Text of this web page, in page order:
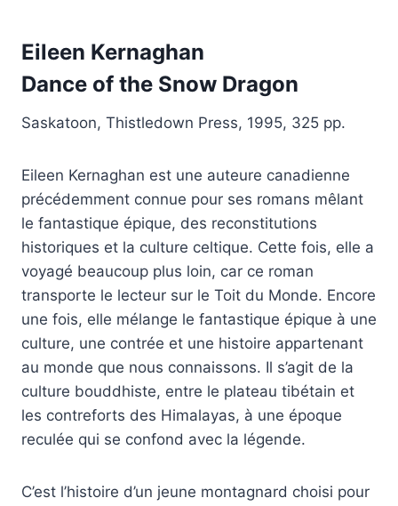
Eileen Kernaghan
Dance of the Snow Dragon
Saskatoon, Thistledown Press, 1995, 325 pp.
Eileen Kernaghan est une auteure canadienne
précédemment connue pour ses romans mêlant
le fantastique épique, des reconstitutions
historiques et la culture celtique. Cette fois, elle a
voyagé beaucoup plus loin, car ce roman
transporte le lecteur sur le Toit du Monde. Encore
une fois, elle mélange le fantastique épique à une
culture, une contrée et une histoire appartenant
au monde que nous connaissons. Il s’agit de la
culture bouddhiste, entre le plateau tibétain et
les contreforts des Himalayas, à une époque
reculée qui se confond avec la légende.
C’est l’histoire d’un jeune montagnard choisi pour